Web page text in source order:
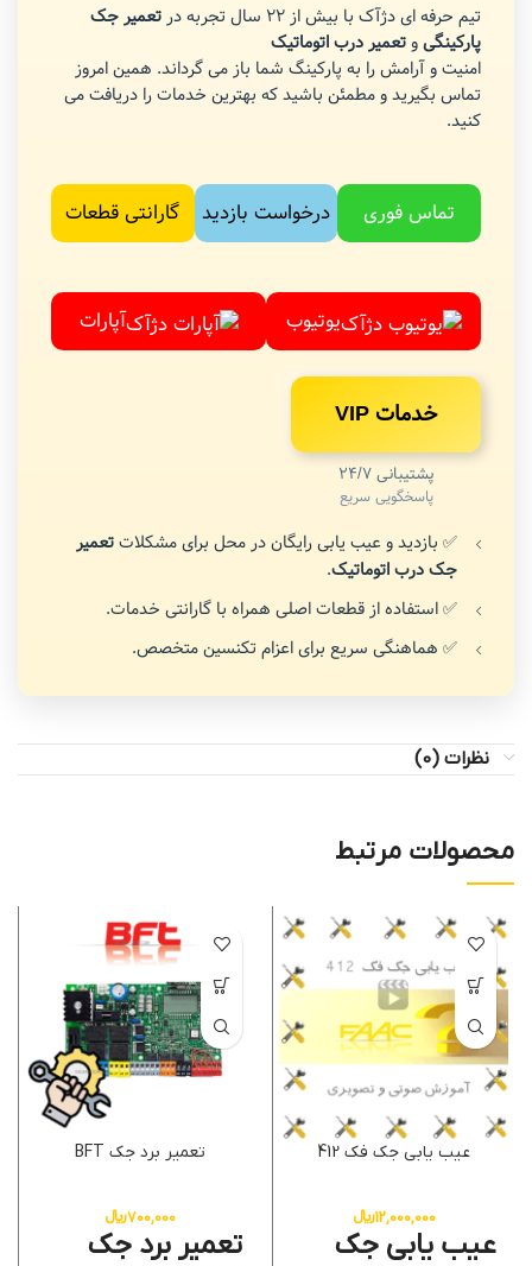
تیم حرفه ای دژآک با بیش از 22 سال تجربه در
تعمیر جک
پارکینگیو تعمیر درب اتوماتیک
امنیت و آرامش را به پارکینگ شما باز می گرداند. همین امروز
تماس بگیرید و مطمئن باشید که بهترین خدمات را دریافت می
کنید.
تماس فوری درخواست بازدید گارانتی قطعات
یوتیوب آپارات
خدمات VIP
پشتیبانی 24/7
پاسخگویی سریع
✅ بازدید و عیب یابی رایگان در محل برای مشکلاتتعمیر
جک درب اتوماتیک.
✅ استفاده از قطعات اصلی همراه با گارانتی خدمات.
✅ هماهنگی سریع برای اعزام تکنسین متخصص.
نظرات (0)
محصولات مرتبط
عیب یابی جک فک 412
12,000,000﷼
عیب یابی جک
تعمیر برد جک BFT
700,000﷼
تعمیر برد جک